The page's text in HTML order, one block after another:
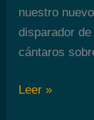
nuestro
disparador
cántaros
La
Leer »